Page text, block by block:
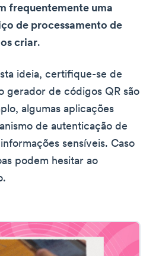
frequentemente uma
de processamento de
criar.
ideia, certifique-se de
gerador de códigos QR são
algumas aplicações
de autenticação de
sensíveis. Caso
podem hesitar ao